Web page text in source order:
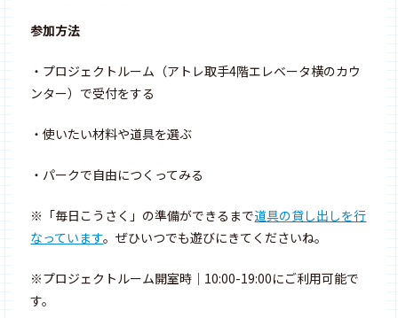
参加方法
・プロジェクトルーム（アトレ取手4階エレベータ横のカウ
ンター）で受付をする
・使いたい材料や道具を選ぶ
・パークで自由につくってみる
※「毎日こうさく」の準備ができるまで道具の貸し出しを行
なっています。ぜひいつでも遊びにきてくださいね。
※プロジェクトルーム開室時｜10:00-19:00にご利用可能で
す。